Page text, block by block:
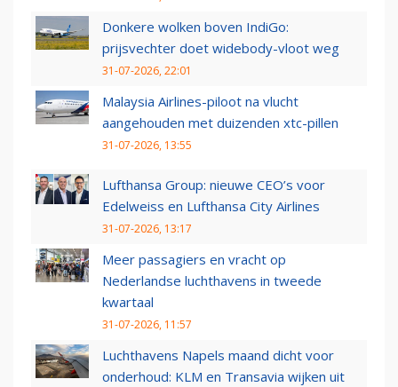
Donkere wolken boven IndiGo:
prijsvechter doet widebody-vloot weg
31-07-2026, 22:01
Malaysia Airlines-piloot na vlucht
aangehouden met duizenden xtc-pillen
31-07-2026, 13:55
Lufthansa Group: nieuwe CEO’s voor
Edelweiss en Lufthansa City Airlines
31-07-2026, 13:17
Meer passagiers en vracht op
Nederlandse luchthavens in tweede
kwartaal
31-07-2026, 11:57
Luchthavens Napels maand dicht voor
onderhoud: KLM en Transavia wijken uit